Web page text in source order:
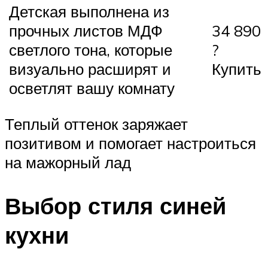
Детская выполнена из
прочных листов МДФ
светлого тона, которые
визуально расширят и
осветлят вашу комнату
34 890
?
Купить
Теплый оттенок заряжает
позитивом и помогает настроиться
на мажорный лад
Выбор стиля синей
кухни